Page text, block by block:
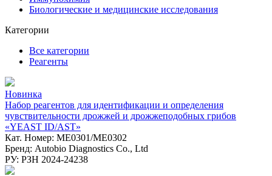
Биологические и медицинские исследования
Категории
Все категории
Реагенты
Новинка
Набор реагентов для идентификации и определения
чувствительности дрожжей и дрожжеподобных грибов
«YEAST ID/AST»
Кат. Номер: ME0301/ME0302
Бренд: Autobio Diagnostics Co., Ltd
РУ: РЗН 2024-24238